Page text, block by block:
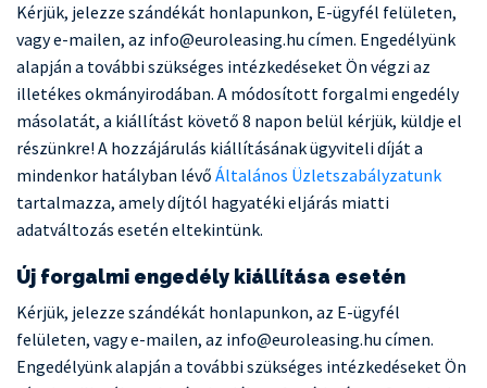
Kérjük, jelezze szándékát honlapunkon, E-ügyfél felületen,
vagy e-mailen, az info@euroleasing.hu címen. Engedélyünk
alapján a további szükséges intézkedéseket Ön végzi az
illetékes okmányirodában. A módosított forgalmi engedély
másolatát, a kiállítást követő 8 napon belül kérjük, küldje el
részünkre! A hozzájárulás kiállításának ügyviteli díját a
mindenkor hatályban lévő Általános Üzletszabályzatunk
tartalmazza, amely díjtól hagyatéki eljárás miatti
adatváltozás esetén eltekintünk.
Új forgalmi engedély kiállítása esetén
Kérjük, jelezze szándékát honlapunkon, az E-ügyfél
felületen, vagy e-mailen, az info@euroleasing.hu címen.
Engedélyünk alapján a további szükséges intézkedéseket Ön